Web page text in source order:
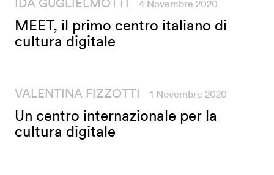
IDA GUGLIELMOTTI 4 Novembre 2020
MEET, il primo centro italiano di
cultura digitale
VALENTINA FIZZOTTI 1 Novembre 2020
Un centro internazionale per la
cultura digitale